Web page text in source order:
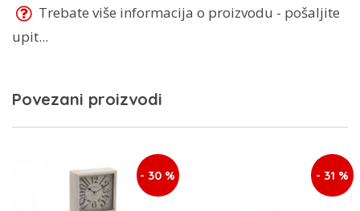
Trebate više informacija o proizvodu - pošaljite
upit...
Povezani proizvodi
- 30 % - 31 %